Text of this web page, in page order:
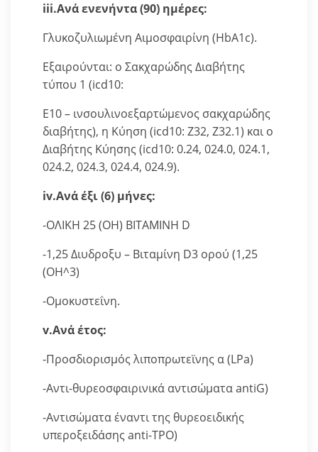
iii.Ανά ενενήντα (90) ημέρες:
Γλυκοζυλιωμένη Αιμοσφαιρίνη (HbA1c).
Εξαιρούνται: ο Σακχαρώδης Διαβήτης
τύπου 1 (icd10:
E10 – ινσουλινοεξαρτώμενος σακχαρώδης
διαβήτης), η Κύηση (icd10: Z32, Z32.1) και ο
Διαβήτης Κύησης (icd10: 0.24, 024.0, 024.1,
024.2, 024.3, 024.4, 024.9).
iv.Ανά έξι (6) μήνες:
-ΟΛΙΚΗ 25 (ΟΗ) ΒΙΤΑΜΙΝΗ D
-1,25 Διυδροξυ – Βιταμίνη D3 ορού (1,25
(ΟΗ^3)
-Ομοκυστεΐνη.
v.Ανά έτος:
-Προσδιορισμός λιποπρωτεϊνης α (LPa)
-Αντι-θυρεοσφαιρινικά αντισώματα antiG)
-Αντισώματα έναντι της θυρεοειδικής
υπεροξειδάσης anti-TPO)